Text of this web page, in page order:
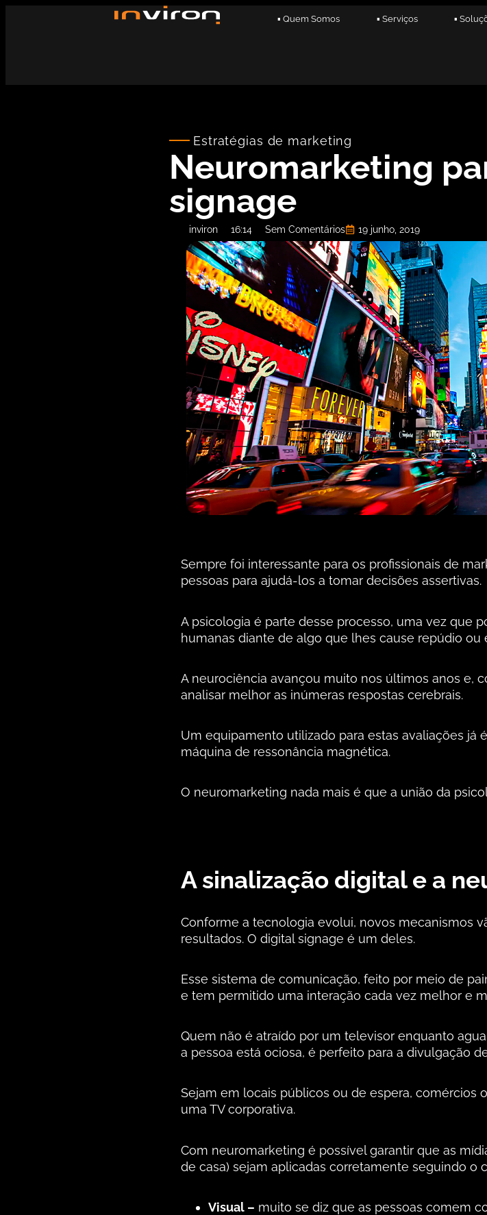
▪ Quem Somos ▪ Serviços ▪
Estratégias de marketing
Neuromarketing
signage
inviron 16:14 Sem Comentários 19 junho, 2019
Sempre foi interessante para os profissionais de
pessoas para ajudá-los a tomar decisões assertivas.
A psicologia é parte desse processo, uma vez que
humanas diante de algo que lhes cause repúdio ou
A neurociência avançou muito nos últimos anos e,
analisar melhor as inúmeras respostas cerebrais.
Um equipamento utilizado para estas avaliações já
máquina de ressonância magnética.
O neuromarketing nada mais é que a união da
A sinalização digital e a
Conforme a tecnologia evolui, novos mecanismos
resultados. O digital signage é um deles.
Esse sistema de comunicação, feito por meio de
e tem permitido uma interação cada vez melhor e
Quem não é atraído por um televisor enquanto
a pessoa está ociosa, é perfeito para a divulgação
Sejam em locais públicos ou de espera, comércios
uma TV corporativa.
Com neuromarketing é possível garantir que as
de casa) sejam aplicadas corretamente seguindo o
Visual – muito se diz que as pessoas comem